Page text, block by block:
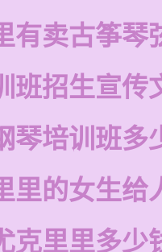
有卖古筝琴
班招生宣传
琴培训班多
里的女生给
克里里多少